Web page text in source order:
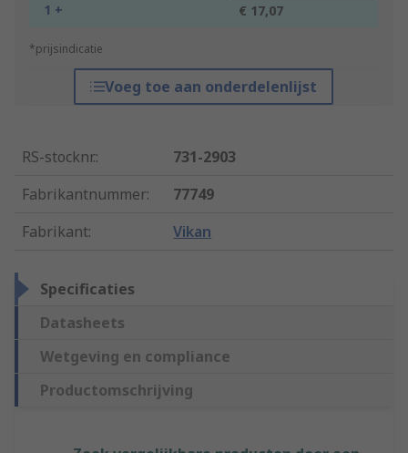
1 + € 17,07
*prijsindicatie
Voeg toe aan onderdelenlijst
RS-stocknr.:
731-2903
Fabrikantnummer:
77749
Fabrikant: Vikan
Specificaties
Datasheets
Wetgeving en compliance
Productomschrijving